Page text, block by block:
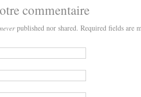
commentaire
neverpublished nor shared. Required fields are